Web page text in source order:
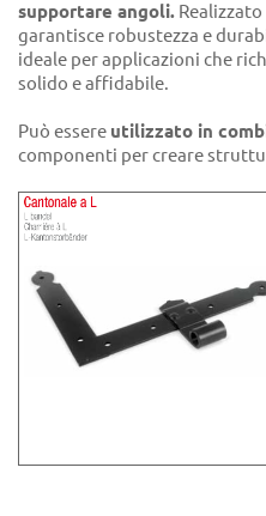
supportare angoli.
garantisce robustezza e
ideale per applicazioni che
solido e affidabile.
Può essere utilizzato in
componenti per creare